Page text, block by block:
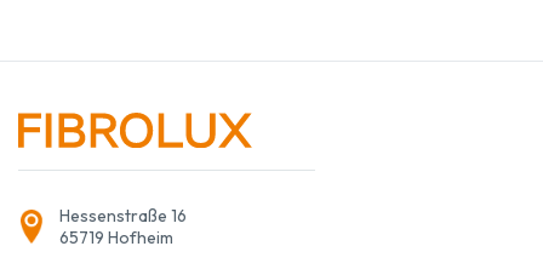
Hessenstraße 16
65719 Hofheim